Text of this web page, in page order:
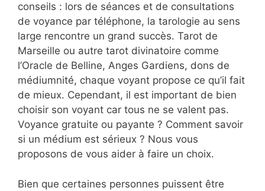
conseils : lors de séances et de consultations
de voyance par téléphone, la tarologie au sens
large rencontre un grand succès. Tarot de
Marseille ou autre tarot divinatoire comme
l’Oracle de Belline, Anges Gardiens, dons de
médiumnité, chaque voyant propose ce qu’il fait
de mieux. Cependant, il est important de bien
choisir son voyant car tous ne se valent pas.
Voyance gratuite ou payante ? Comment savoir
si un médium est sérieux ? Nous vous
proposons de vous aider à faire un choix.
Bien que certaines personnes puissent être